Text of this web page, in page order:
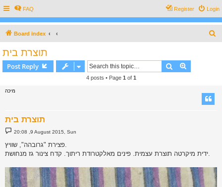
FAQ Login
Register
Board index
תוצרת בית
Post Reply Search
4 posts • Page 1 of 1
מיכה
תוצרת בית
P
o
t
20:08 ,9 August 2015, Sun
פצירת "גרובהה", שוויץ.
ידית מיקרטה תוצרת עצמית. פינים מאלקטרודת ריתוך. קדח צינור גז מנחושת.